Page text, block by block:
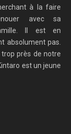
à la faire
avec sa
Il est en
absolument pas.
trop près de notre
est un jeune